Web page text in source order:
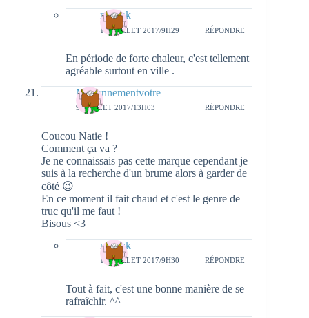
natieak
10 JUILLET 2017/9H29 RÉPONDRE
En période de forte chaleur, c'est tellement
agréable surtout en ville .
Mariannementvotre
9 JUILLET 2017/13H03 RÉPONDRE
Coucou Natie !
Comment ça va ?
Je ne connaissais pas cette marque cependant je
suis à la recherche d'un brume alors à garder de
côté 😉
En ce moment il fait chaud et c'est le genre de
truc qu'il me faut !
Bisous <3
natieak
10 JUILLET 2017/9H30 RÉPONDRE
Tout à fait, c'est une bonne manière de se
rafraîchir. ^^